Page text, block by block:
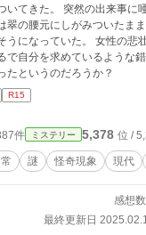
の出来事に唖然とする翆だが下着姿
翠の腰元にしがみついたま
いた。 女性の悲壮な顔がなんとも悩めか
で自分を求めているような
たというのだろうか？
R15
件 ミステリー 5,378 位 /
謎 怪奇現象 現代
感想
最終更新日